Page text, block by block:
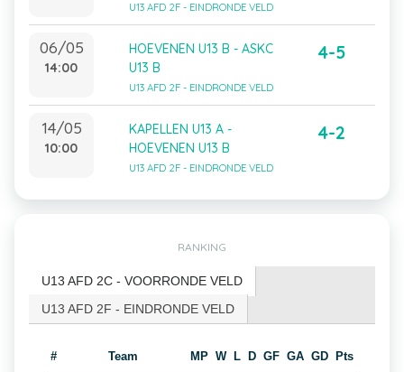
U13 AFD 2F - EINDRONDE VELD
06/05
14:00
HOEVENEN U13 B - ASKC
U13 B
U13 AFD 2F - EINDRONDE VELD
4-5
14/05
10:00
KAPELLEN U13 A -
HOEVENEN U13 B
U13 AFD 2F - EINDRONDE VELD
4-2
RANKING
U13 AFD 2C - VOORRONDE VELD
U13 AFD 2F - EINDRONDE VELD
# Team MP W L D GF GA GD Pts